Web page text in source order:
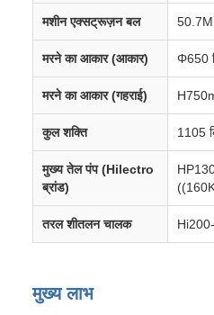
मशीन एक्सट्रूज़न बल
मरने का आकार (आकार) Φ650
मरने का आकार (गहराई)
कुल शक्ति 1105
मुख्य तेल पंप (Hilectro
ब्रांड)
तरल शीतलन चालक
मुख्य लाभ